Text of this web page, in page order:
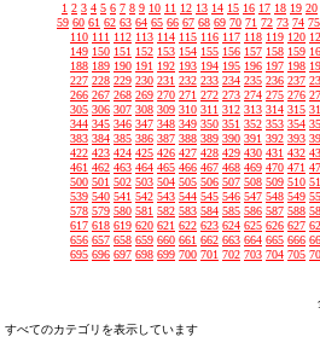
1 2 3 4 5 6 7 8 9 10 11 12 13 14 15 16 17 18 19 20
59 60 61 62 63 64 65 66 67 68 69 70 71 72 73 74 75
110 111 112 113 114 115 116 117 118 119 120
149 150 151 152 153 154 155 156 157 158 159
188 189 190 191 192 193 194 195 196 197 198
227 228 229 230 231 232 233 234 235 236 237
266 267 268 269 270 271 272 273 274 275 276
305 306 307 308 309 310 311 312 313 314 315
344 345 346 347 348 349 350 351 352 353 354
383 384 385 386 387 388 389 390 391 392 393
422 423 424 425 426 427 428 429 430 431 432
461 462 463 464 465 466 467 468 469 470 471
500 501 502 503 504 505 506 507 508 509 510
539 540 541 542 543 544 545 546 547 548 549
578 579 580 581 582 583 584 585 586 587 588
617 618 619 620 621 622 623 624 625 626 627
656 657 658 659 660 661 662 663 664 665 666
695 696 697 698 699 700 701 702 703 704 705
すべてのカテゴリを表示しています